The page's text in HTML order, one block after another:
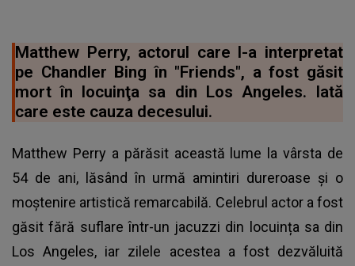
Matthew Perry, actorul care l-a interpretat
pe Chandler Bing în "Friends", a fost găsit
mort în locuinţa sa din Los Angeles. Iată
care este cauza decesului.
Matthew Perry a părăsit această lume la vârsta de
54 de ani, lăsând în urmă amintiri dureroase și o
moștenire artistică remarcabilă. Celebrul actor a fost
găsit fără suflare într-un jacuzzi din locuința sa din
Los Angeles, iar zilele acestea a fost dezvăluită